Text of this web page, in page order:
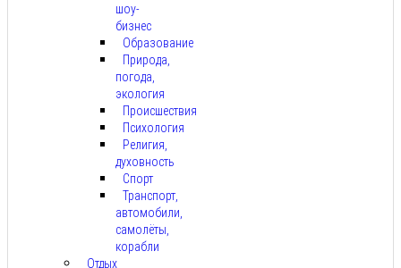
шоу-
бизнес
Образование
Природа,
погода,
экология
Происшествия
Психология
Религия,
духовность
Спорт
Транспорт,
автомобили,
самолёты,
корабли
Отдых